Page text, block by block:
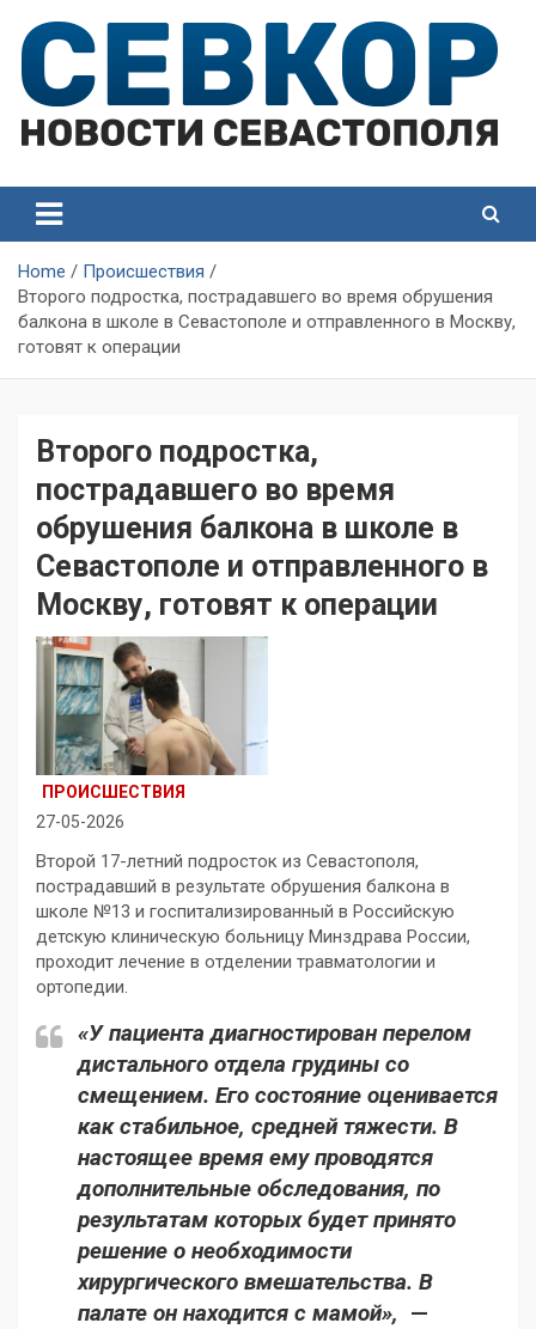
content
Севастополя
Севастополя
Home
Происшествия
Второго подростка, пострадавшего во время обрушения
балкона в школе в Севастополе и отправленного в Москву,
готовят к операции
Второго подростка,
пострадавшего во время
обрушения балкона в школе в
Севастополе и отправленного в
Москву, готовят к операции
ПРОИСШЕСТВИЯ
27-05-2026
Второй 17-летний подросток из Севастополя,
пострадавший в результате обрушения балкона в
школе №13 и госпитализированный в Российскую
детскую клиническую больницу Минздрава России,
проходит лечение в отделении травматологии и
ортопедии.
«У пациента диагностирован перелом
дистального отдела грудины со
смещением. Его состояние оценивается
как стабильное, средней тяжести. В
настоящее время ему проводятся
дополнительные обследования, по
результатам которых будет принято
решение о необходимости
хирургического вмешательства. В
палате он находится с мамой», —